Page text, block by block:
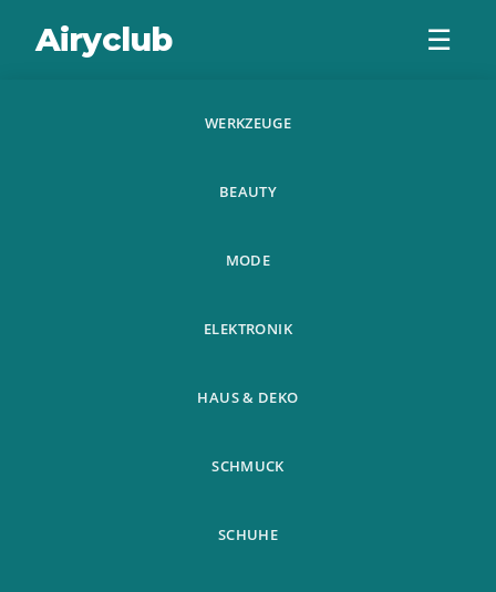
Airyclub ☰
WERKZEUGE
BEAUTY
MODE
ELEKTRONIK
HAUS & DEKO
SCHMUCK
SCHUHE
Strap For Huawei
Honor Band 4